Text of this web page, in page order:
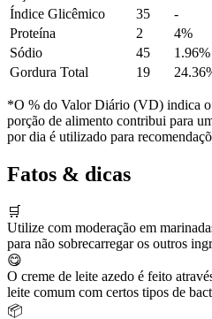
Índice Glicêmico
35
-
Proteína
2
4%
Sódio
45
1.96%
Gordura Total
19
*O % do Valor Diário (VD) indica o
porção de alimento contribui para
por dia é utilizado para
Fatos & dicas
🛒
Utilize com moderação em
para não sobrecarregar os outros
😋
O creme de leite azedo é feito
leite comum com certos tipos de
📦